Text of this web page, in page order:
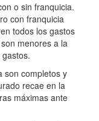
o sin franquicia.
con franquicia
todos los gastos
menores a la
son completos y
recae en la
máximas ante